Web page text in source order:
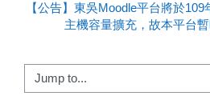
【公告】東吳Moodle平台將於
主機容量擴充，故本平台
Jump to...